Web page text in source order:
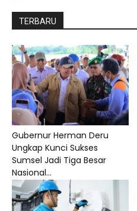
TERBARU
Gubernur Herman Deru
Ungkap Kunci Sukses
Sumsel Jadi Tiga Besar
Nasional...